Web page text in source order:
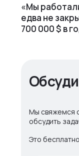
«Мы
едва не
700 000 $ в
Мы свяжемся
обсудить
Это